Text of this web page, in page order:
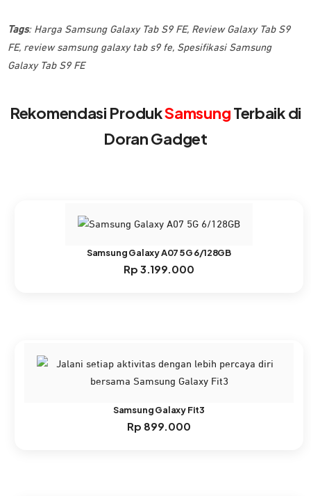
Tags: Harga Samsung Galaxy Tab S9 FE, Review Galaxy Tab S9
FE, review samsung galaxy tab s9 fe, Spesifikasi Samsung
Galaxy Tab S9 FE
Rekomendasi ProdukSamsungTerbaik di
Doran Gadget
Samsung Galaxy A07 5G 6/128GB
Rp 3.199.000
Samsung Galaxy Fit3
Rp 899.000